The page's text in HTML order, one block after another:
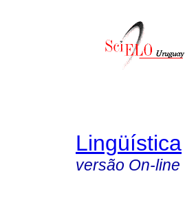
Lingüística
versão On-line